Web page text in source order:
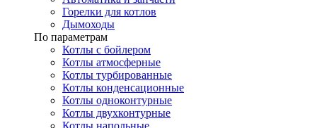
Горелки для котлов
Дымоходы
По параметрам
Котлы с бойлером
Котлы атмосферные
Котлы турбированные
Котлы конденсационные
Котлы одноконтурные
Котлы двухконтурные
Котлы напольные